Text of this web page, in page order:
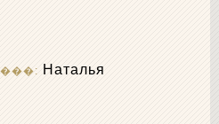
Наталья